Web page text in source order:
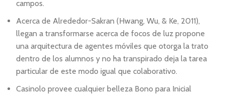
campos.
Acerca de Alrededor-Sakran (Hwang, Wu, & Ke, 2011),
llegan a transformarse acerca de focos de luz propone
una arquitectura de agentes móviles que otorga la trato
dentro de los alumnos y no ha transpirado deja la tarea
particular de este modo­ igual que colaborativo.
Casinolo provee cualquier belleza Bono para Inicial